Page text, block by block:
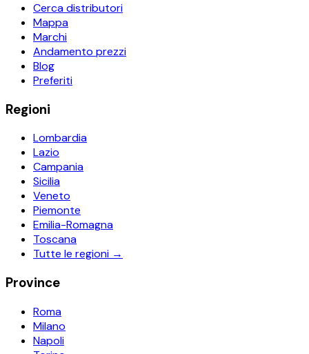
Cerca distributori
Mappa
Marchi
Andamento prezzi
Blog
Preferiti
Regioni
Lombardia
Lazio
Campania
Sicilia
Veneto
Piemonte
Emilia-Romagna
Toscana
Tutte le regioni →
Province
Roma
Milano
Napoli